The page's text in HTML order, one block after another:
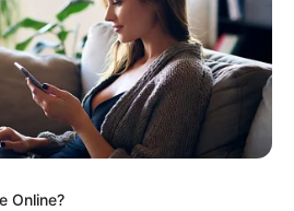
Online?